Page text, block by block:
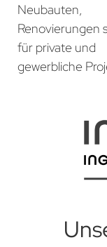
Neubauten,
Renovierungen
für private und
gewerbliche